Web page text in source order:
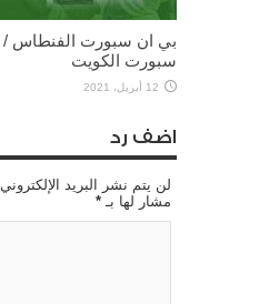
سبورت الكويت
12 أبريل، 2021
اضف رد
لن يتم نشر البريد
مشار لها بـ *